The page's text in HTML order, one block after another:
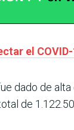
el
dado de
de